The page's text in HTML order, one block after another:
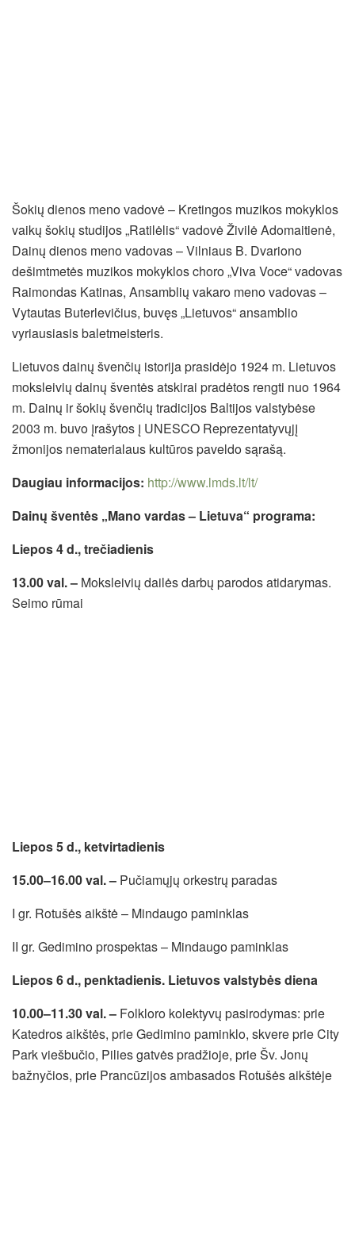
Šokių dienos meno vadovė – Kretingos muzikos mokyklos
vaikų šokių studijos „Ratilėlis“ vadovė Živilė Adomaitienė,
Dainų dienos meno vadovas – Vilniaus B. Dvariono
dešimtmetės muzikos mokyklos choro „Viva Voce“ vadovas
Raimondas Katinas, Ansamblių vakaro meno vadovas –
Vytautas Buterlevičius, buvęs „Lietuvos“ ansamblio
vyriausiasis baletmeisteris.
Lietuvos dainų švenčių istorija prasidėjo 1924 m. Lietuvos
moksleivių dainų šventės atskirai pradėtos rengti nuo 1964
m. Dainų ir šokių švenčių tradicijos Baltijos valstybėse
2003 m. buvo įrašytos į UNESCO Reprezentatyvųjį
žmonijos nematerialaus kultūros paveldo sąrašą.
Daugiau informacijos: http://www.lmds.lt/lt/
Dainų šventės „Mano vardas – Lietuva“ programa:
Liepos 4 d., trečiadienis
13.00 val. – Moksleivių dailės darbų parodos atidarymas.
Seimo rūmai
Liepos 5 d., ketvirtadienis
15.00–16.00 val. – Pučiamųjų orkestrų paradas
I gr. Rotušės aikštė – Mindaugo paminklas
II gr. Gedimino prospektas – Mindaugo paminklas
Liepos 6 d., penktadienis. Lietuvos valstybės diena
10.00–11.30 val. – Folkloro kolektyvų pasirodymas: prie
Katedros aikštės, prie Gedimino paminklo, skvere prie City
Park viešbučio, Pilies gatvės pradžioje, prie Šv. Jonų
bažnyčios, prie Prancūzijos ambasados Rotušės aikštėje